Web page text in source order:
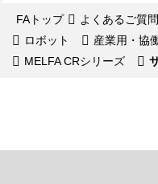
FAトップ よくあるご質
ロボット
産業用・協
MELFA CRシリーズ